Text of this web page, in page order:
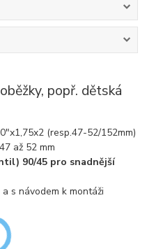
popř. dětská
(resp.47-52/152mm)
až 52 mm
90/45 pro snadnější
s návodem k montáži